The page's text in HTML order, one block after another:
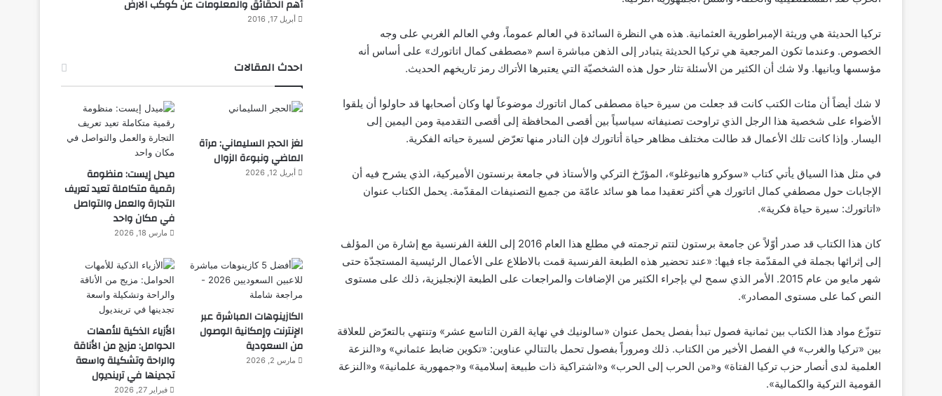
تركيا الحديثة هي وريثة الإمبراطورية العثمانية. هذه هي النظرة السائدة في العالم عموماً، وفي العالم الغربي على وجه
الخصوص. وعندما تكون المرجعية هي تركيا الحديثة يتبادر إلى الذهن مباشرة اسم «مصطفى كمال اتاتورك» على أساس أنه
مؤسسها وبانيها. ولا شك أن الكثير من الأسئلة تثار حول هذه الشخصيّة التي يعتبرها الأتراك رمز تاريخهم الحديث.
لا شك أيضاً أن مئات الكتب كانت قد جعلت من سيرة حياة مصطفى كمال اتاتورك موضوعاً لها وكان أصحابها قد حاولوا أن يلقوا
الأضواء على شخصية هذا الرجل الذي تراوحت تصنيفاته سياسياً بين أقصى المحافظة إلى أقصى التقدمية ومن اليمين إلى
اليسار. وإذا كانت تلك الأعمال قد طالت مختلف مظاهر حياة أتاتورك فإن النادر منها تعرّض لسيرة حياته الفكرية.
في مثل هذا السياق يأتي كتاب «سوكرو هانيوغلو»، المؤرّخ التركي والأستاذ في جامعة برنستون الأميركية، الذي يشرح فيه أن
الإجابات حول مصطفي كمال اتاتورك هي أكثر تعقيدا مما هو سائد عامّة من جميع التصنيفات المقدّمة. يحمل الكتاب عنوان
«اتاتورك: سيرة حياة فكرية».
كان هذا الكتاب قد صدر أوّلاً عن جامعة برستون لتتم ترجمته في مطلع هذا العام 2016 إلى اللغة الفرنسية مع إشارة من المؤلف
إلى إثرائها بجملة في المقدّمة جاء فيها: «عند تحضير هذه الطبعة الفرنسية قمت بالاطلاع على الأعمال الرئيسية المستجدّة حتى
شهر مايو من عام 2015. الأمر الذي سمح لي بإجراء الكثير من الإضافات والمراجعات على الطبعة الإنجليزية، ذلك على مستوى
النص كما على مستوى المصادر».
تتوزّع مواد هذا الكتاب بين ثمانية فصول تبدأ بفصل يحمل عنوان «سالونيك في نهاية القرن التاسع عشر» وتنتهي بالتعرّض للعلاقة
بين «تركيا والغرب» في الفصل الأخير من الكتاب. ذلك ومروراً بفصول تحمل بالتتالي عناوين: «تكوين ضابط عثماني» و«النزعة
العلمية لدى أنصار حزب تركيا الفتاة» و«من الحرب إلى الحرب» و«اشتراكية ذات طبيعة إسلامية» و«جمهورية علمانية» و«النزعة
القومية التركية والكمالية».
أهم الحقائق والمعلومات عن كوكب الارض
أبريل 17, 2016
احدث المقالات
لغز الحجر السليماني: مرآة
الماضي ونبوءة الزوال
أبريل 12, 2026
ميدل إيست: منظومة
رقمية متكاملة تعيد تعريف
التجارة والعمل والتواصل
في مكان واحد
مارس 18, 2026
الكازينوهات المباشرة عبر
الإنترنت وإمكانية الوصول
من السعودية
مارس 2, 2026
الأزياء الذكية للأمهات
الحوامل: مزيج من الأناقة
والراحة وتشكيلة واسعة
تجدينها في ترينديول
فبراير 27, 2026